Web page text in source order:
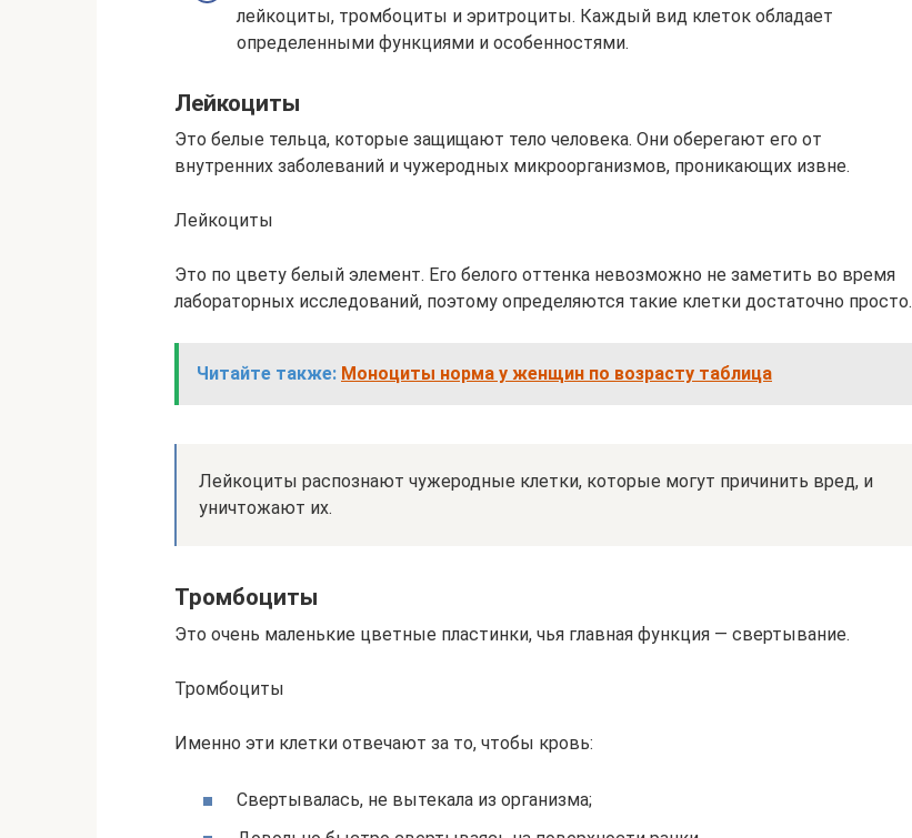
лейкоциты, тромбоциты и эритроциты. Каждый вид клеток обладает
определенными функциями и особенностями.
Лейкоциты
Это белые тельца, которые защищают тело человека. Они оберегают его от
внутренних заболеваний и чужеродных микроорганизмов, проникающих извне.
Лейкоциты
Это по цвету белый элемент. Его белого оттенка невозможно не заметить во время
лабораторных исследований, поэтому определяются такие клетки достаточно просто.
Читайте также: Моноциты норма у женщин по возрасту таблица
Лейкоциты распознают чужеродные клетки, которые могут причинить вред, и
уничтожают их.
Тромбоциты
Это очень маленькие цветные пластинки, чья главная функция — свертывание.
Тромбоциты
Именно эти клетки отвечают за то, чтобы кровь:
Свертывалась, не вытекала из организма;